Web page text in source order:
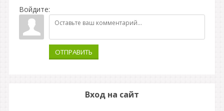
Войдите:
ОТПРАВИТЬ
Вход на сайт